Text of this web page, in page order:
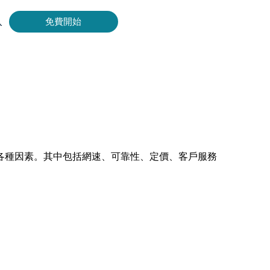
免費開始
因素。其中包括網速、可靠性、定價、客戶服務